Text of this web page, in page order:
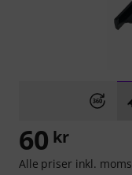
60 kr
Alle priser inkl. moms